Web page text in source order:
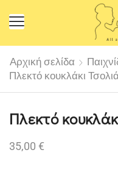
Αρχική σελίδα
Πλεκτό κουκλάκι
Πλεκτό
35,00 €